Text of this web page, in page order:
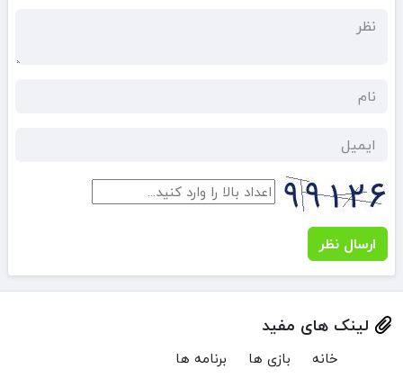
ارسال نظر
لینک های مفید
خانه بازی ها برنامه ها